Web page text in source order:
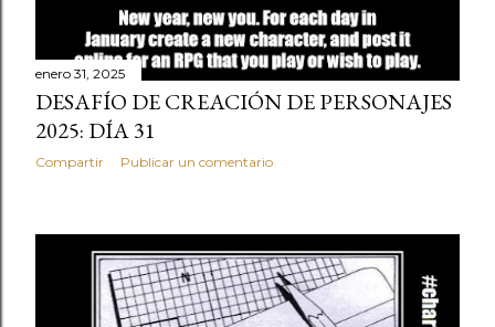
enero 31, 2025
DESAFÍO DE CREACIÓN DE PERSONAJES
2025: DÍA 31
Compartir Publicar un comentario